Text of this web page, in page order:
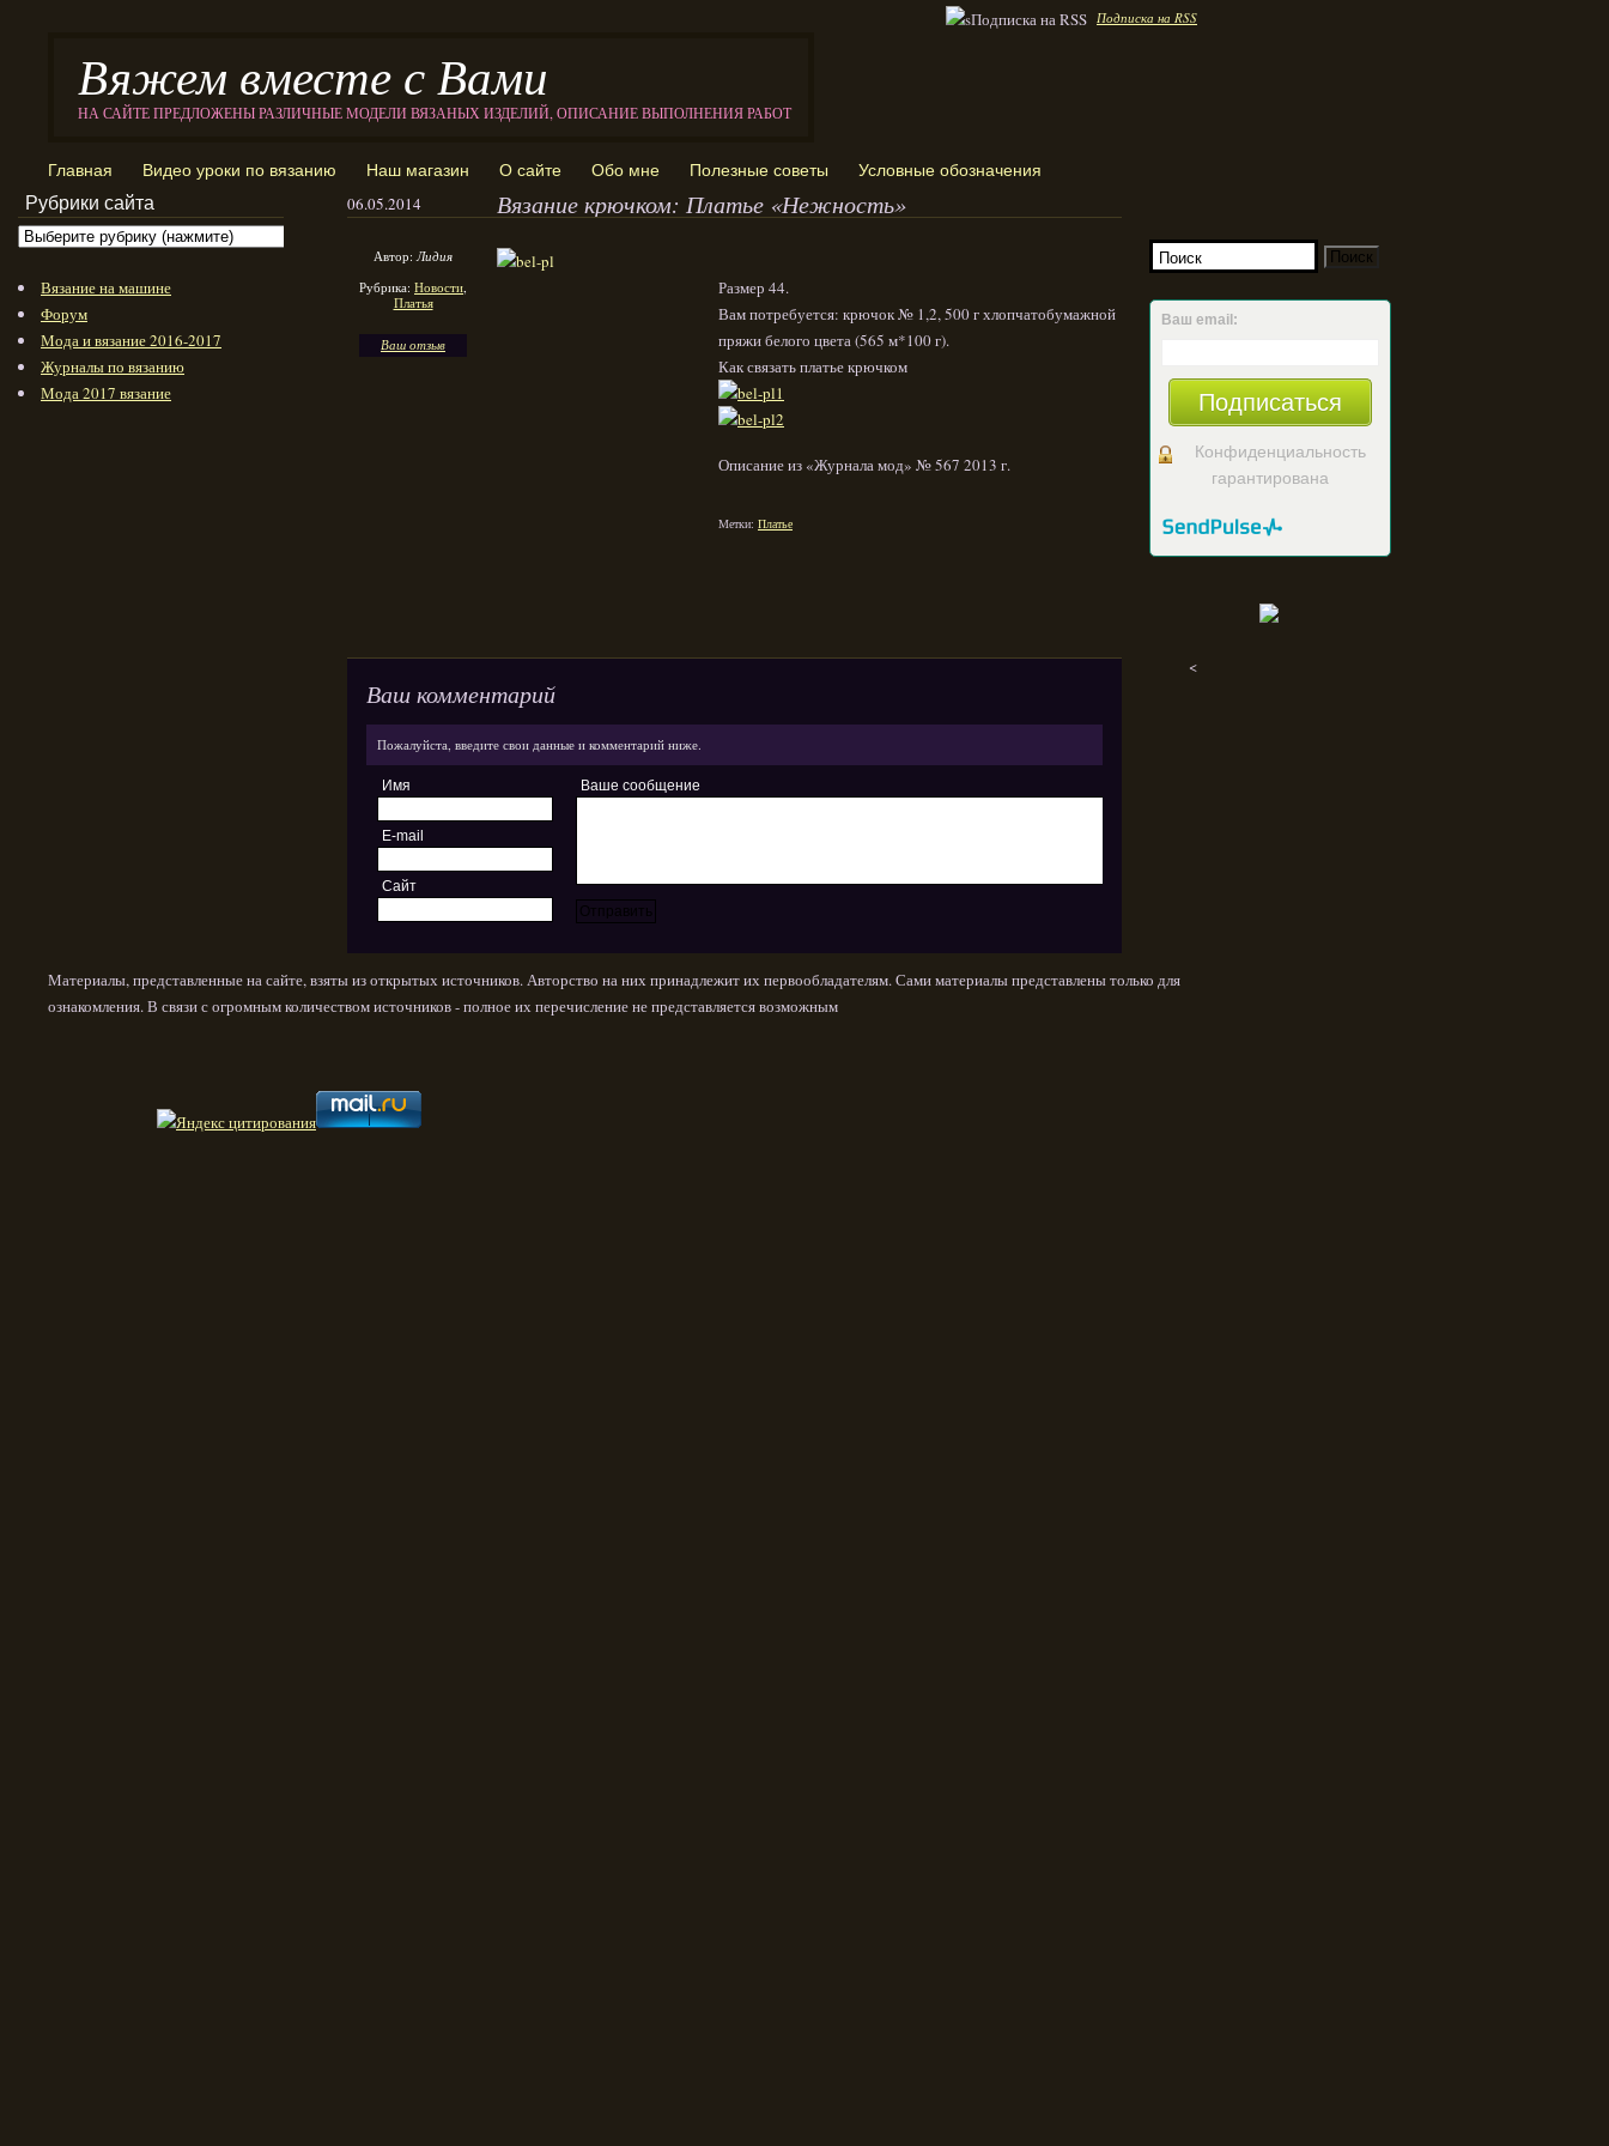
Подписка на RSS
Вяжем вместе с Вами
НА САЙТЕ ПРЕДЛОЖЕНЫ РАЗЛИЧНЫЕ МОДЕЛИ ВЯЗАНЫХ ИЗДЕЛИЙ, ОПИСАНИЕ ВЫПОЛНЕНИЯ РАБОТ
Главная Видео уроки по вязанию Наш магазин О сайте Обо мне Полезные советы Условные обозначения
06.05.2014 Вязание крючком: Платье «Нежность»
Автор:Лидия
Рубрика: Новости,
Платья
Ваш отзыв
Размер 44.
Вам потребуется: крючок № 1,2, 500 г хлопчатобумажной
пряжи белого цвета (565 м*100 г).
Как связать платье крючком
Описание из «Журнала мод» № 567 2013 г.
Метки: Платье
Ваш комментарий
Пожалуйста, введите свои данные и комментарий ниже.
Имя
E-mail
Сайт
Ваше сообщение
Ваш email:
Подписаться
Конфиденциальность
гарантирована
<
Рубрики сайта
Вязание на машине
Форум
Мода и вязание 2016-2017
Журналы по вязанию
Мода 2017 вязание
Материалы, представленные на сайте, взяты из открытых источников. Авторство на них принадлежит их первообладателям. Сами материалы представлены только для
ознакомления. В связи с огромным количеством источников - полное их перечисление не представляется возможным